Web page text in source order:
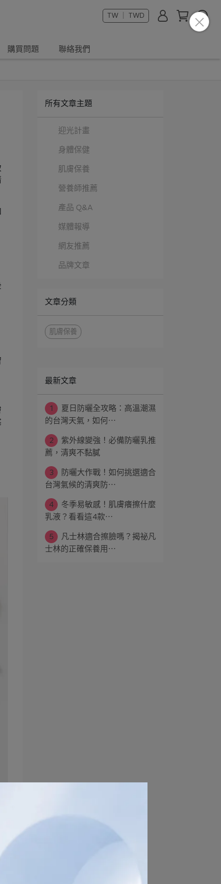
TW ｜ TWD
購買問題 聯絡我們
所有文章主題
迎光計畫
身體保健
肌膚保養
營養師推薦
產品 Q&A
媒體報導
網友推薦
品牌文章
文章分類
肌膚保養
最新文章
1
夏日防曬全攻略：高溫潮濕
的台灣天氣，如何⋯
2
紫外線變強！必備防曬乳推
薦，清爽不黏膩
3
防曬大作戰！如何挑選適合
台灣氣候的清爽防⋯
4
冬季易敏感！肌膚癢擦什麼
乳液？看看這4款⋯
5
凡士林適合擦臉嗎？揭祕凡
士林的正確保養用⋯